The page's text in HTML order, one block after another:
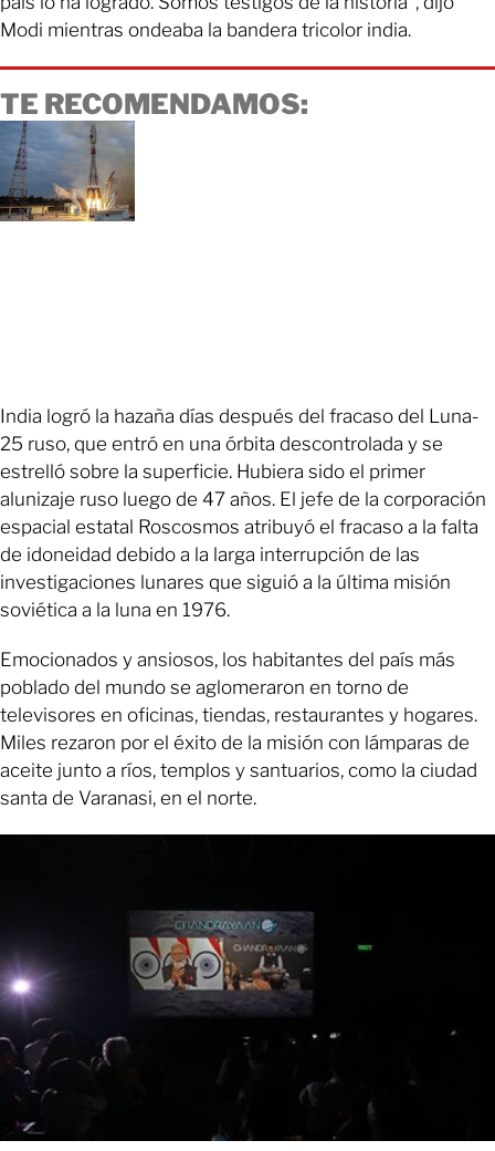
Modi mientras ondeaba la bandera tricolor india.
TE RECOMENDAMOS:
India logró la hazaña días después del fracaso del Luna-
25 ruso, que entró en una órbita descontrolada y se
estrelló sobre la superficie. Hubiera sido el primer
alunizaje ruso luego de 47 años. El jefe de la corporación
espacial estatal Roscosmos atribuyó el fracaso a la falta
de idoneidad debido a la larga interrupción de las
investigaciones lunares que siguió a la última misión
soviética a la luna en 1976.
Emocionados y ansiosos, los habitantes del país más
poblado del mundo se aglomeraron en torno de
televisores en oficinas, tiendas, restaurantes y hogares.
Miles rezaron por el éxito de la misión con lámparas de
aceite junto a ríos, templos y santuarios, como la ciudad
santa de Varanasi, en el norte.